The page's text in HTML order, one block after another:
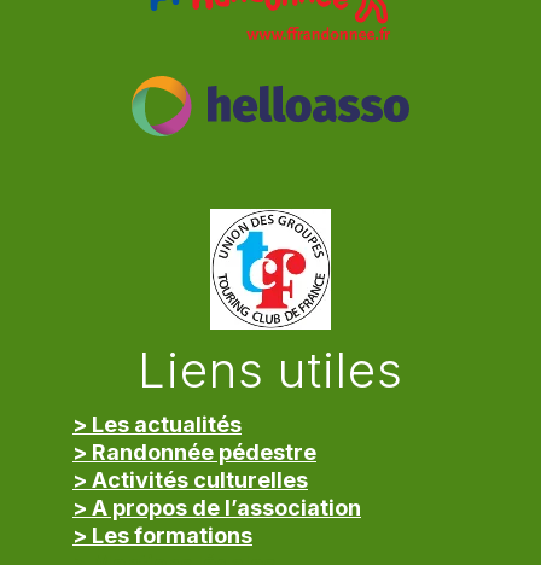
Liens utiles
> Les actualités
> Randonnée pédestre
> Activités culturelles
> A propos de l’association
> Les formations